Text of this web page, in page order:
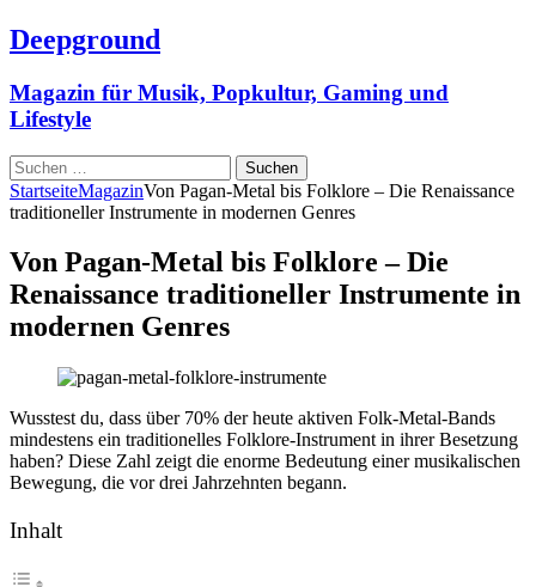
Deepground
Magazin für Musik, Popkultur, Gaming und
Lifestyle
Suchen
nach:
StartseiteMagazinVon Pagan-Metal bis Folklore – Die Renaissance
traditioneller Instrumente in modernen Genres
Von Pagan-Metal bis Folklore – Die
Renaissance traditioneller Instrumente in
modernen Genres
Wusstest du, dass über 70% der heute aktiven Folk-Metal-Bands
mindestens ein traditionelles Folklore-Instrument in ihrer Besetzung
haben? Diese Zahl zeigt die enorme Bedeutung einer musikalischen
Bewegung, die vor drei Jahrzehnten begann.
Inhalt